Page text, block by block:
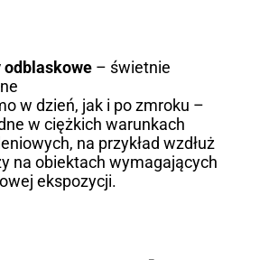
odblaskowe– świetnie
w dzień, jak i po zmroku –
w ciężkich warunkach
na przykład wzdłuż
na obiektach wymagających
ekspozycji.